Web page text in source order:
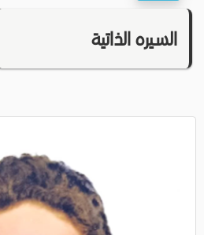
السيره الذاتية